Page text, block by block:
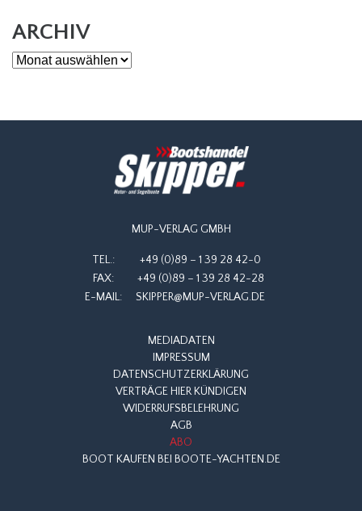
ARCHIV
Archiv
MUP-VERLAG GMBH
TEL.:
+49 (0)89 – 1 39 28 42-0
FAX:
+49 (0)89 – 1 39 28 42-28
E-MAIL:
SKIPPER@MUP-VERLAG.DE
MEDIADATEN
IMPRESSUM
DATENSCHUTZERKLÄRUNG
VERTRÄGE HIER KÜNDIGEN
WIDERRUFSBELEHRUNG
AGB
ABO
BOOT KAUFEN BEI BOOTE-YACHTEN.DE